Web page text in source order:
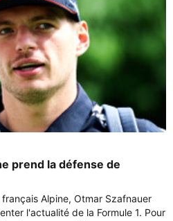
prend la défense de
Alpine, Otmar Szafnauer
l'actualité de la Formule 1. Pour